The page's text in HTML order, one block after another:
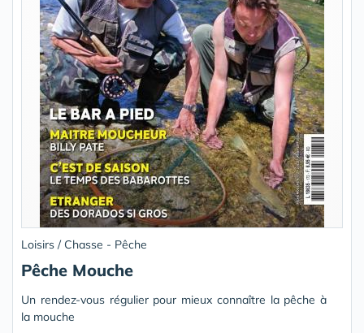
Loisirs / Chasse - Pêche
Pêche Mouche
Un rendez-vous régulier pour mieux connaître la pêche à
la mouche